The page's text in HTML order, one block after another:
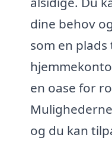
dine behov
som en
en oase for
og du kan